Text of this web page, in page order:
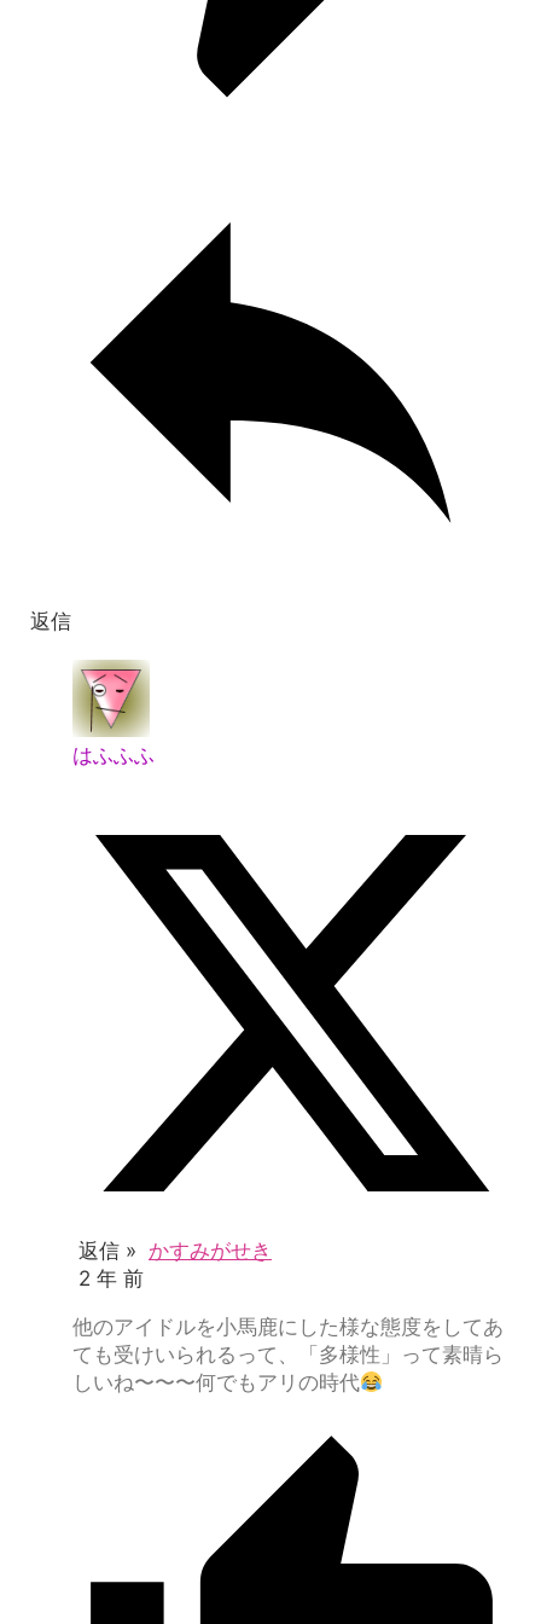
返信
はふふふ
返信 » かすみがせき
2 年 前
他のアイドルを小馬鹿にした様な態度をしてあ
ても受けいられるって、「多様性」って素晴ら
しいね〜〜〜何でもアリの時代